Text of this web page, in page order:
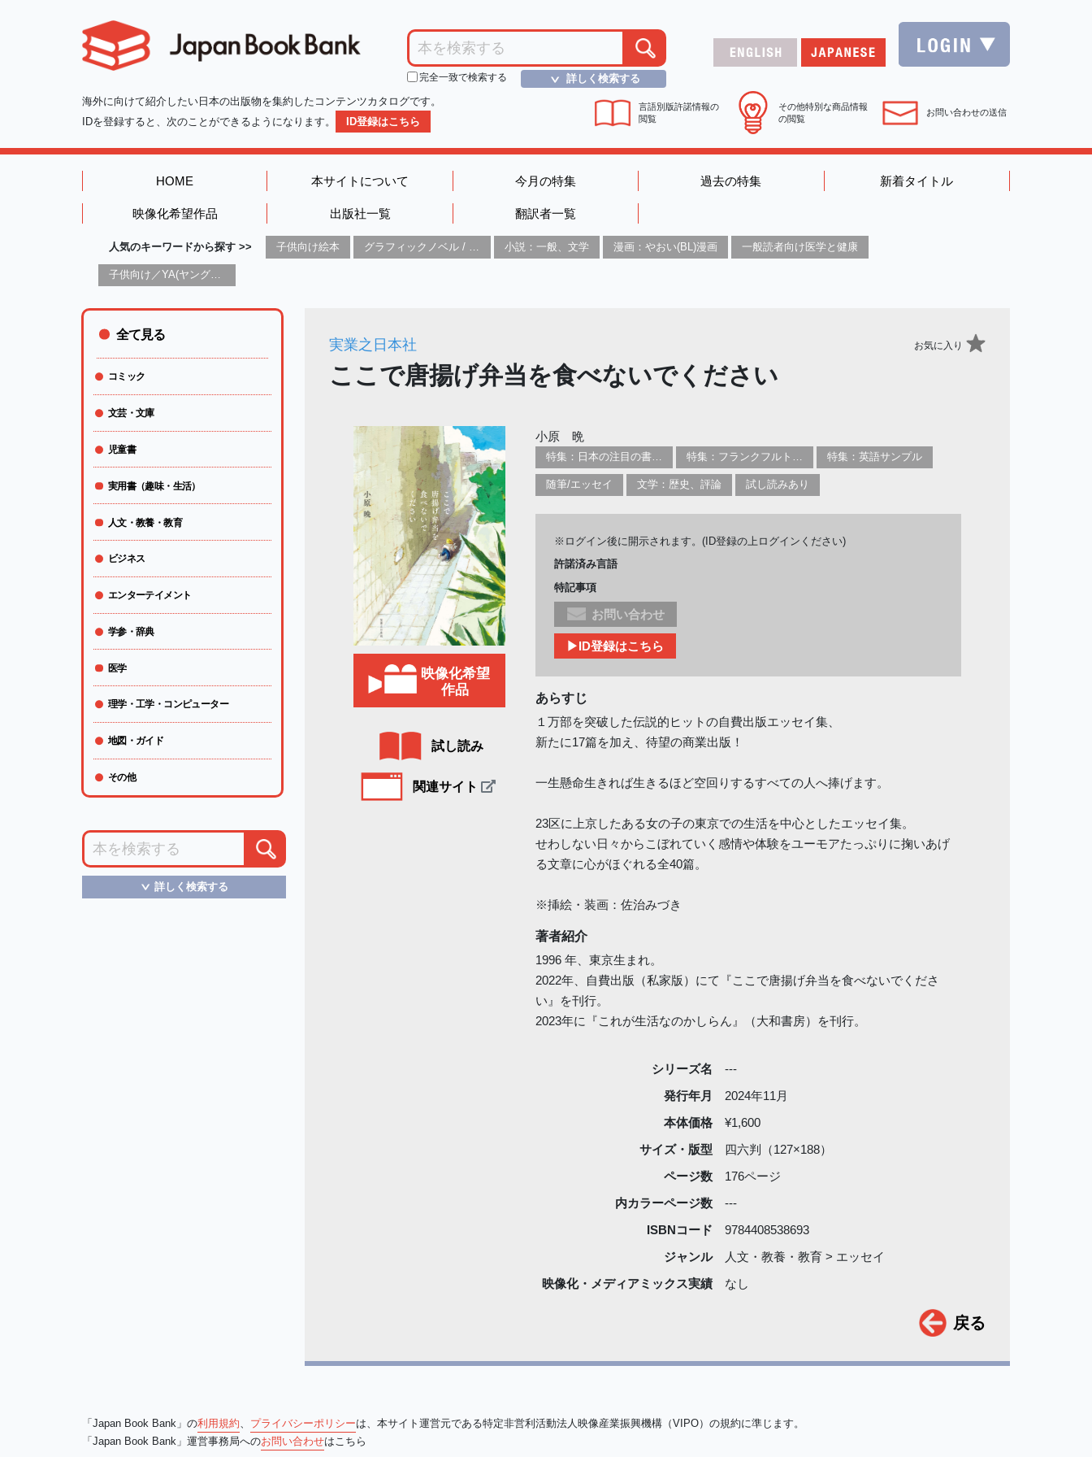
完全一致で検索する ＞
詳しく検索する
海外に向けて紹介したい日本の出版物を集約したコンテンツカタログです。
IDを登録すると、次のことができるようになります。
ID登録はこちら
言語別版許諾情報の
閲覧
その他特別な商品情報
の閲覧
お問い合わせの送信
HOME 本サイトについて 今月の特集 過去の特集 新着タイトル
映像化希望作品 出版社一覧 翻訳者一覧
人気のキーワードから探す >> 子供向け絵本 小説：一般、文学 漫画：やおい(BL)漫画 一般読者向け医学と健康
子供向け／YA(ヤングアダルト)向け一般：芸術&芸術家
実業之日本社 お気に入り
ここで唐揚げ弁当を食べないでください
映像化希望
作品
試し読み
関連サイト
小原 晩
特集：日本の注目の書き手たち 特集：フランクフルト2025 特集：英語サンプル
随筆/エッセイ 文学：歴史、評論 試し読みあり
※ログイン後に開示されます。(ID登録の上ログインください)
許諾済み言語
特記事項
お問い合わせ
▶ID登録はこちら
あらすじ
１万部を突破した伝説的ヒットの自費出版エッセイ集、
新たに17篇を加え、待望の商業出版！
一生懸命生きれば生きるほど空回りするすべての人へ捧げます。
23区に上京したある女の子の東京での生活を中心としたエッセイ集。
せわしない日々からこぼれていく感情や体験をユーモアたっぷりに掬いあげ
る文章に心がほぐれる全40篇。
※挿絵・装画：佐治みづき
著者紹介
1996 年、東京生まれ。
2022年、自費出版（私家版）にて『ここで唐揚げ弁当を食べないでくださ
い』を刊行。
2023年に『これが生活なのかしらん』（大和書房）を刊行。
シリーズ名
---
発行年月
2024年11月
本体価格
¥1,600
サイズ・版型
四六判（127×188）
ページ数
176ページ
内カラーページ数
---
ISBNコード
9784408538693
ジャンル
人文・教養・教育 > エッセイ
映像化・ メディアミックス実績 なし
戻る
全て見る
コミック
文芸・文庫
児童書
実用書（趣味・生活）
人文・教養・教育
ビジネス
エンターテイメント
学参・辞典
医学
理学・工学・コンピューター
地図・ガイド
その他
＞詳しく検索する
「Japan Book Bank」の利用規約、 プライバシーポリシーは、本サイト運営元である特定非営利活動法人映像産業振興機構（VIPO）の規約に準じます。
「Japan Book Bank」運営事務局へのお問い合わせはこちら